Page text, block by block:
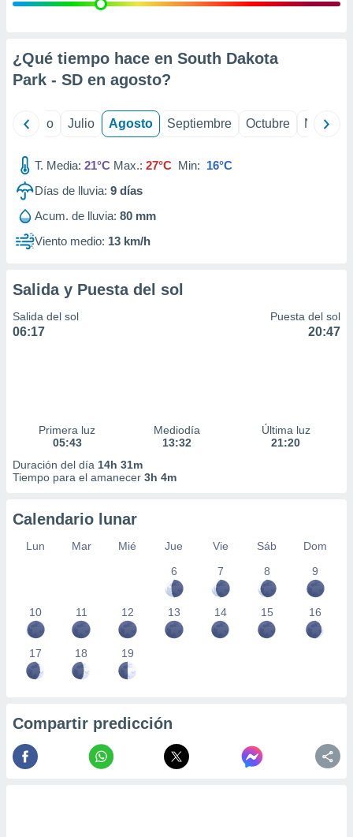
e
mediante
publicidad
de
1199
¿Qué tiempo hace en South Dakota
Park - SD en agosto?
Junio Julio Agosto Septiembre Octubre
T. Media: 21°C Max.: 27°C Min: 16°C
Días de lluvia: 9 días
Acum. de lluvia: 80 mm
Viento medio: 13 km/h
Salida y Puesta del sol
Salida del sol
06:17
Puesta del sol
20:47
Primera luz
05:43
Mediodía
13:32
Última luz
21:20
Duración del día 14h 31m
Tiempo para el amanecer 3h 4m
Calendario lunar
Lun Mar Mié Jue Vie Sáb
Dom
6
7 8 9
10 11 12 13 14 15 16
17 18 19
Compartir predicción